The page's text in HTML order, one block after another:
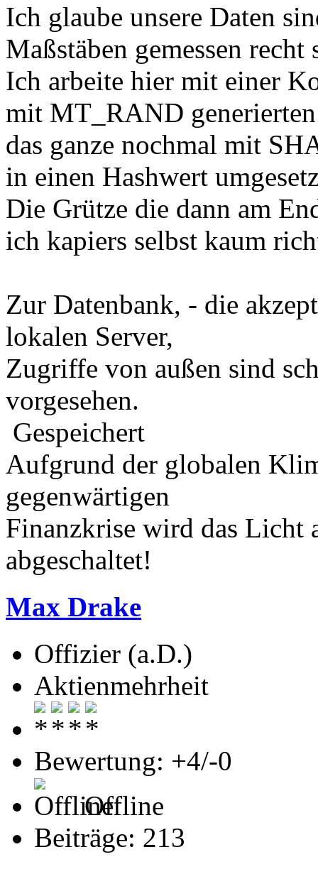
Ich glaube unsere Daten
Maßstäben gemessen recht
Ich arbeite hier mit einer
mit MT_RAND
das ganze nochmal mit
in einen Hashwert
Die Grütze die dann am
ich kapiers selbst kaum
Zur Datenbank, - die
lokalen Server,
Zugriffe von außen sind
vorgesehen.
Gespeichert
Aufgrund der globalen
gegenwärtigen
Finanzkrise wird das Licht
abgeschaltet!
Max Drake
Offizier (a.D.)
Aktienmehrheit
Bewertung: +4/-0
Offline
Beiträge: 213